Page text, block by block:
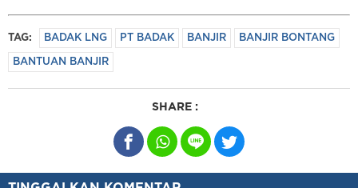
TAG: BADAK LNG PT BADAK BANJIR BANJIR BONTANG
BANTUAN BANJIR
SHARE :